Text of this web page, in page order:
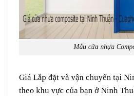
Mẫu cửa nhựa
Giá Lắp đặt và vận chuyển tại
theo khu vực của bạn ở Ninh